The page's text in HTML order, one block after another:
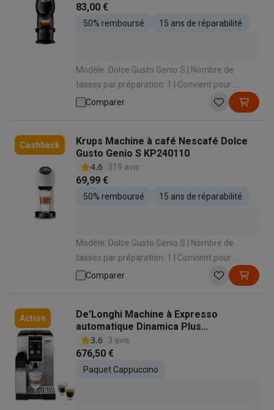
83,00 €
50% remboursé 15 ans de réparabilité
Modèle: Dolce Gusto Genio S | Nombre de
tasses par préparation: 1 | Convient pour:
Capsules Dolce Gusto | Intensité du café
réglable: Oui | Volume de café réglable: Oui
Comparer
Cashback
Krups Machine à café Nescafé Dolce
Gusto Genio S KP240110
4.6 319 avis
69,99 €
50% remboursé 15 ans de réparabilité
Modèle: Dolce Gusto Genio S | Nombre de
tasses par préparation: 1 | Convient pour:
Capsules Dolce Gusto | Intensité du café
réglable: Non | Volume de café réglable: Oui
Comparer
Action
De'Longhi Machine à Expresso
automatique Dinamica Plus
ECAM380.85.SB
3.6 3 avis
676,50 €
Paquet Cappuccino